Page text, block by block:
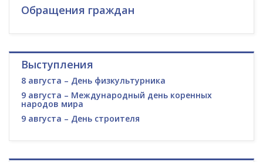
Обращения граждан
Выступления
8 августа – День физкультурника
9 августа – Международный день коренных
народов мира
9 августа – День строителя